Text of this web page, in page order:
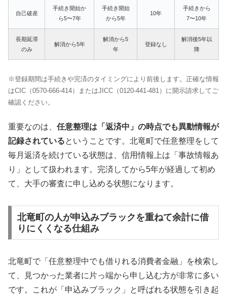
自己破産
手続き開始か
ら5〜7年
手続き開始
から5年
10年
手続きから
7〜10年
長期延滞
のみ
解消から5年
解消から5
年
登録なし
解消後5年以
降
※登録期間は手続きや完済のタイミングにより前後します。正確な情報
はCIC（0570-666-414）またはJICC（0120-441-481）に開示請求してご
確認ください。
重要なのは、 任意整理は「返済中」の時点でも異動情報が
記録されているということです。北竜町で任意整理をして
毎月返済を続けている状態は、信用情報上は「事故情報あ
り」として扱われます。完済してから5年が経過して初め
て、大手の審査に申し込める状態になります。
北竜町の人が申込みブラックを重ねて余計に借
りにくくなる仕組み
北竜町で「任意整理中でも借りれる消費者金融」を検索し
て、見つかった業者に片っ端から申し込む方が非常に多い
です。これが「申込みブラック」と呼ばれる状態を引き起